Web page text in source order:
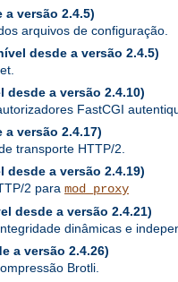
versão 2.4.5)
arquivos de configuração.
desde a versão 2.4.5)
desde a versão 2.4.10)
FastCGI
versão 2.4.17)
transporte HTTP/2.
desde a versão 2.4.19)
2 para mod_proxy
desde a versão 2.4.21)
dinâmicas e
a versão 2.4.26)
Brotli.